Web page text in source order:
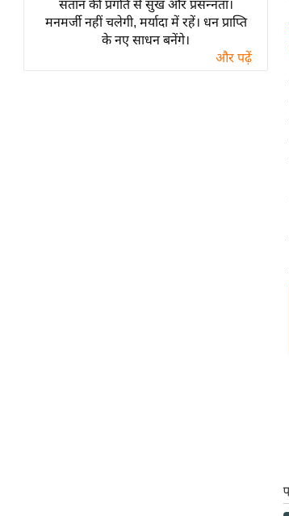
राशिफल
विशेष
संतान की प्रगति से सुख और प्रसन्नता।
मनमर्जी नहीं चलेगी, मर्यादा में रहें। धन प्राप्ति
के नए साधन बनेंगे।
और पढ़ें